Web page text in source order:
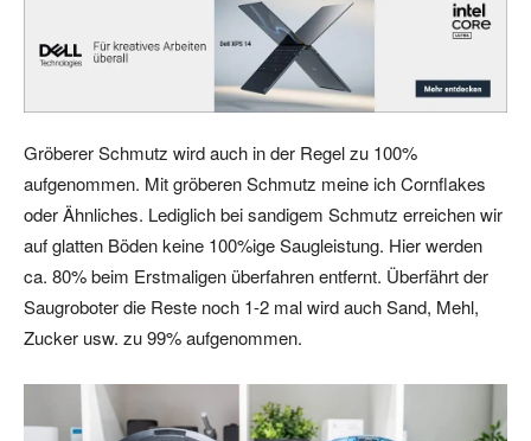
Gröberer Schmutz wird auch in der Regel zu 100%
aufgenommen. Mit gröberen Schmutz meine ich Cornflakes
oder Ähnliches. Lediglich bei sandigem Schmutz erreichen wir
auf glatten Böden keine 100%ige Saugleistung. Hier werden
ca. 80% beim Erstmaligen überfahren entfernt. Überfährt der
Saugroboter die Reste noch 1-2 mal wird auch Sand, Mehl,
Zucker usw. zu 99% aufgenommen.